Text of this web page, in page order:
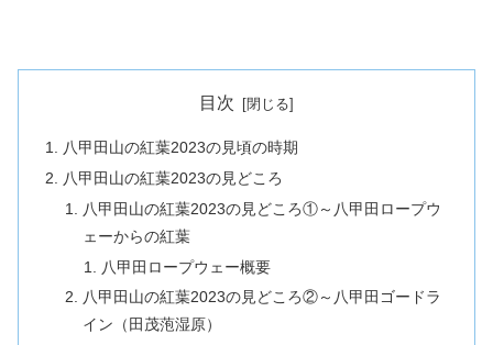
目次
八甲田山の紅葉2023の見頃の時期
八甲田山の紅葉2023の見どころ
八甲田山の紅葉2023の見どころ①～八甲田ロープウ
ェーからの紅葉
八甲田ロープウェー概要
八甲田山の紅葉2023の見どころ②～八甲田ゴードラ
イン（田茂萢湿原）